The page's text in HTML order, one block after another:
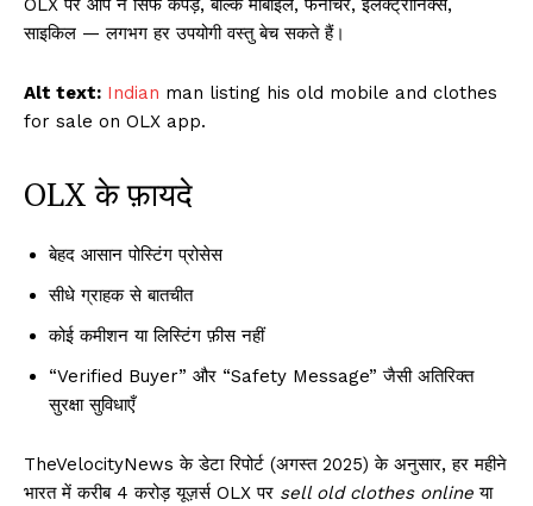
OLX पर आप न सिर्फ कपड़े, बल्कि मोबाइल, फर्नीचर, इलेक्ट्रॉनिक्स,
साइकिल — लगभग हर उपयोगी वस्तु बेच सकते हैं।
Alt text: Indian man listing his old mobile and clothes
for sale on OLX app.
OLX के फ़ायदे
बेहद आसान पोस्टिंग प्रोसेस
सीधे ग्राहक से बातचीत
कोई कमीशन या लिस्टिंग फ़ीस नहीं
“Verified Buyer” और “Safety Message” जैसी अतिरिक्त
सुरक्षा सुविधाएँ
TheVelocityNews के डेटा रिपोर्ट (अगस्त 2025) के अनुसार, हर महीने
भारत में करीब 4 करोड़ यूज़र्स OLX पर sell old clothes online या